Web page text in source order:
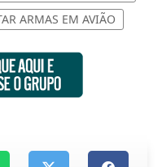
ARMAS EM AVIÃO